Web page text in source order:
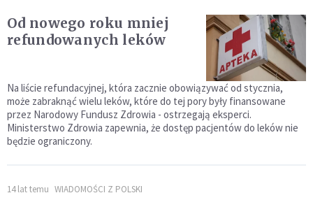
Od nowego roku mniej
refundowanych leków
Na liście refundacyjnej, która zacznie obowiązywać od stycznia,
może zabraknąć wielu leków, które do tej pory były finansowane
przez Narodowy Fundusz Zdrowia - ostrzegają eksperci.
Ministerstwo Zdrowia zapewnia, że dostęp pacjentów do leków nie
będzie ograniczony.
14 lat temu WIADOMOŚCI Z POLSKI